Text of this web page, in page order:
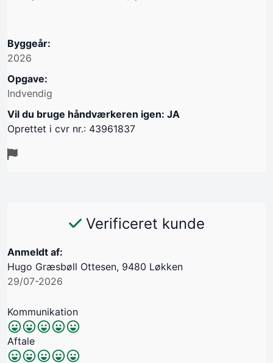
Byggeår:
2026
Opgave:
Indvendig
Vil du bruge håndværkeren igen: JA
Oprettet i cvr nr.: 43961837
Verificeret kunde
Anmeldt af:
Hugo Græsbøll Ottesen, 9480 Løkken
29/07-2026
Kommunikation
Aftale